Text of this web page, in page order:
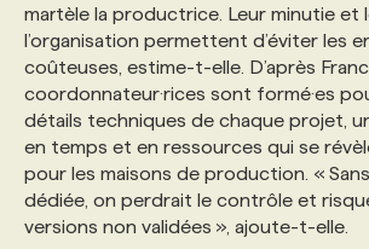
martèle la productrice. Leur minutie et
l’organisation permettent d’éviter les
coûteuses, estime-t-elle. D’après
coordonnateur·rices sont formé·es
détails techniques de chaque projet,
en temps et en ressources qui se
pour les maisons de production. «
dédiée, on perdrait le contrôle et
versions non validées », ajoute-t-elle.